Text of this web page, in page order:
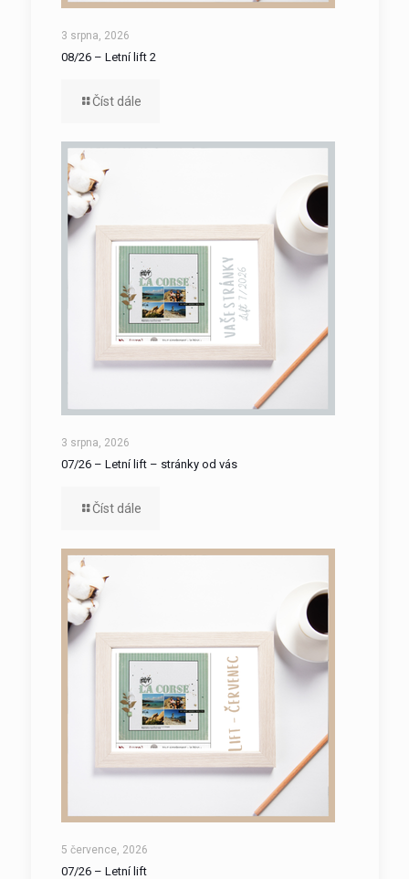
3 srpna, 2026
08/26 – Letní lift 2
Číst dále
3 srpna, 2026
07/26 – Letní lift – stránky od vás
Číst dále
5 července, 2026
07/26 – Letní lift